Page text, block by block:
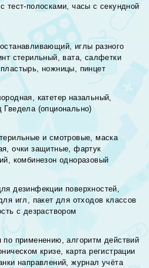
тест-полосками, часы с секундной
иглы разного
стерильный, вата, салфетки
ножницы, пинцет
катетер назальный,
Гведела (опционально)
и смотровые, маска
очки защитные, фартук
комбинезон одноразовый
дезинфекции поверхностей,
игл, пакет для отходов классов
с дезраствором
по применению, алгоритм действий
кризе, карта регистрации
направлений, журнал учёта